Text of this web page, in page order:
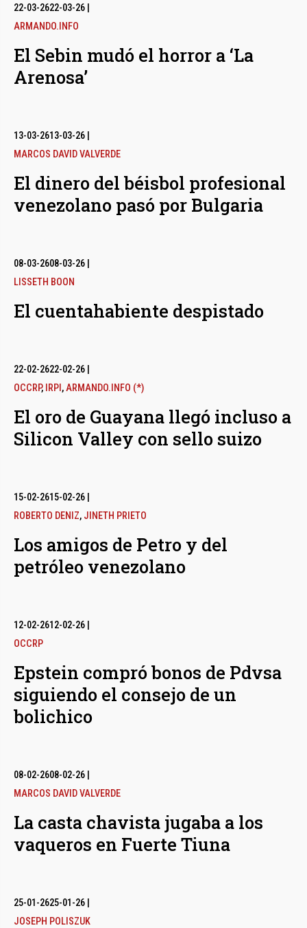
22-03-2622-03-26
ARMANDO.INFO
El Sebin mudó el horror a ‘La
Arenosa’
13-03-2613-03-26
MARCOS DAVID VALVERDE
El dinero del béisbol profesional
venezolano pasó por Bulgaria
08-03-2608-03-26
LISSETH BOON
El cuentahabiente despistado
22-02-2622-02-26
OCCRP, IRPI ,ARMANDO.INFO (*)
El oro de Guayana llegó incluso a
Silicon Valley con sello suizo
15-02-2615-02-26
ROBERTO DENIZ, JINETH PRIETO
Los amigos de Petro y del
petróleo venezolano
12-02-2612-02-26
OCCRP
Epstein compró bonos de Pdvsa
siguiendo el consejo de un
bolichico
08-02-2608-02-26
MARCOS DAVID VALVERDE
La casta chavista jugaba a los
vaqueros en Fuerte Tiuna
25-01-2625-01-26
JOSEPH POLISZUK